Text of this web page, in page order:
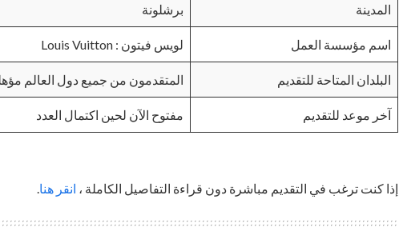
المدينة برشلونة
اسم مؤسسة العمل لويس فيتون : Louis Vuitton
البلدان المتاحة للتقديم المتقدمون من جميع دول العالم
آخر موعد للتقديم مفتوح الآن لحين اكتمال العدد
إذا كنت ترغب في التقديم مباشرة دون قراءة التفاصيل الكاملة ، انقر هنا